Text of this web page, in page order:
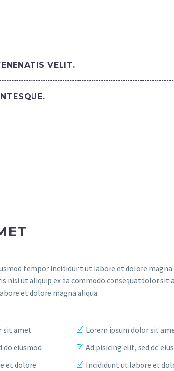
VELIT.
tempor incididunt ut labore et dolore magna
nisi ut aliquip ex ea commodo consequatdolor sit
et dolore magna aliqua:
sit amet
do eiusmod
et dolore
Lorem ipsum dolor sit
Adipisicing elit, sed do
Incididunt ut labore et